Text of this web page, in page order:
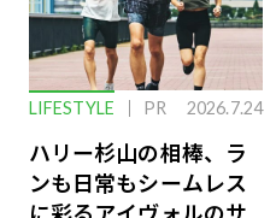
LIFESTYLE PR 2026.7.24
ハリー杉山の相棒、ラ
ンも日常もシームレス